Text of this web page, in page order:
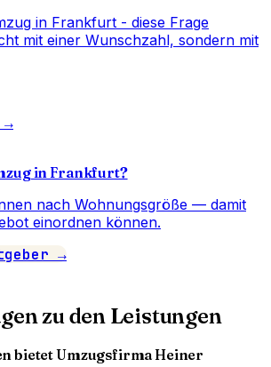
in Frankfurt - diese Frage
mit einer Wunschzahl, sondern mit
in Frankfurt?
nach Wohnungsgröße — damit
einordnen können.
→
zu den Leistungen
bietet Umzugsfirma Heiner